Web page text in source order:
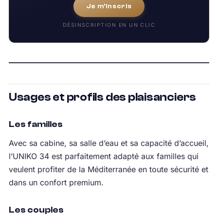
Je m'inscris
DÉSINSCRIPTION EN UN CLIC
Usages et profils des plaisanciers
Les familles
Avec sa cabine, sa salle d’eau et sa capacité d’accueil,
l’UNIKO 34 est parfaitement adapté aux familles qui
veulent profiter de la Méditerranée en toute sécurité et
dans un confort premium.
Les couples